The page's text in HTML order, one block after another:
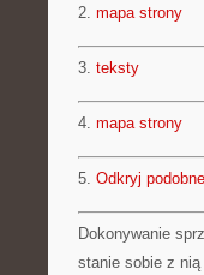
2. mapa strony
3. teksty
4. mapa strony
5. Odkryj
Dokonywanie
stanie sobie z